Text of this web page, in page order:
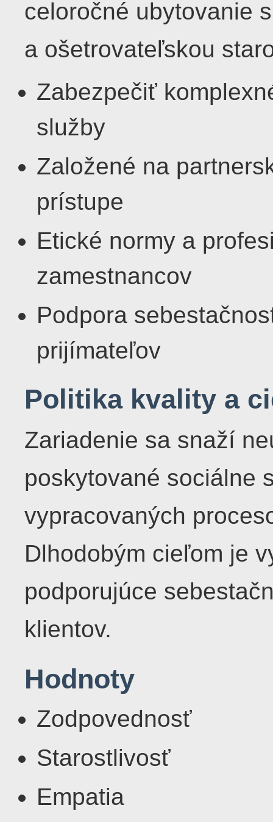
celoročné ubytovanie
a ošetrovateľskou
Zabezpečiť
služby
Založené na
prístupe
Etické normy a
zamestnancov
Podpora
prijímateľov
Politika kvality a
Zariadenie sa snaží
poskytované sociálne
vypracovaných
Dlhodobým cieľom je
podporujúce
klientov.
Hodnoty
Zodpovednosť
Starostlivosť
Empatia